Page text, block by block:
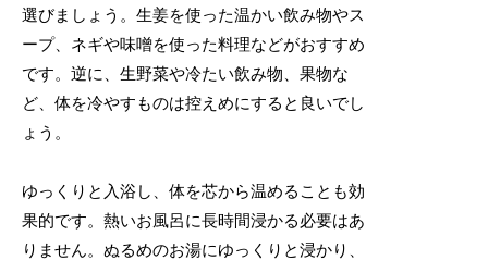
選びましょう。生姜を使った温かい飲み物やス
ープ、ネギや味噌を使った料理などがおすすめ
です。逆に、生野菜や冷たい飲み物、果物な
ど、体を冷やすものは控えめにすると良いでし
ょう。
ゆっくりと入浴し、体を芯から温めることも効
果的です。熱いお風呂に長時間浸かる必要はあ
りません。ぬるめのお湯にゆっくりと浸かり、